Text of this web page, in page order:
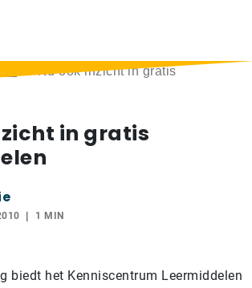
Nu ook inzicht in gratis
in gratis
1 MIN
biedt het Kenniscentrum Leermiddelen